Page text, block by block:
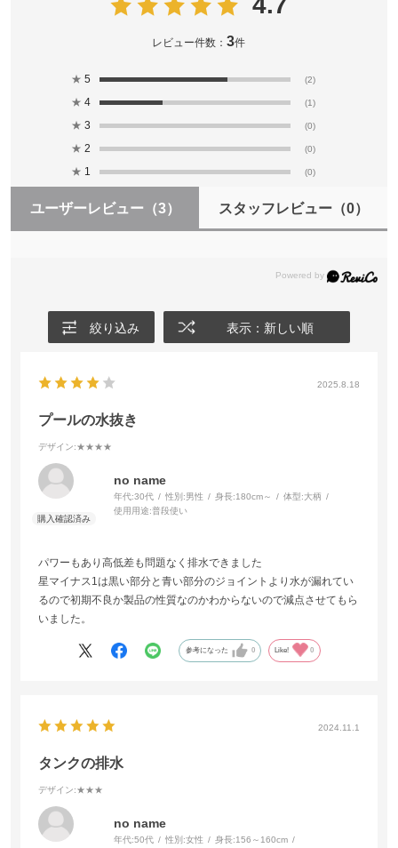
レビュー件数：3件
★ 5 (2)
★ 4 (1)
★ 3 (0)
★ 2 (0)
★ 1 (0)
ユーザーレビュー （3） スタッフレビュー（0）
絞り込み 表示：新しい順
2025.8.18
プールの水抜き
デザイン:★★★★
no name
年代:30代 性別:男性 身長:180cm～ 体型:大柄
使用用途:普段使い
パワーもあり高低差も問題なく排水できました
星マイナス1は黒い部分と青い部分のジョイントより水が漏れてい
るので初期不良か製品の性質なのかわからないので減点させてもら
いました。
参考になった 0 Like! 0
2024.11.1
タンクの排水
デザイン:★★★
no name
年代:50代 性別:女性 身長:156～160cm